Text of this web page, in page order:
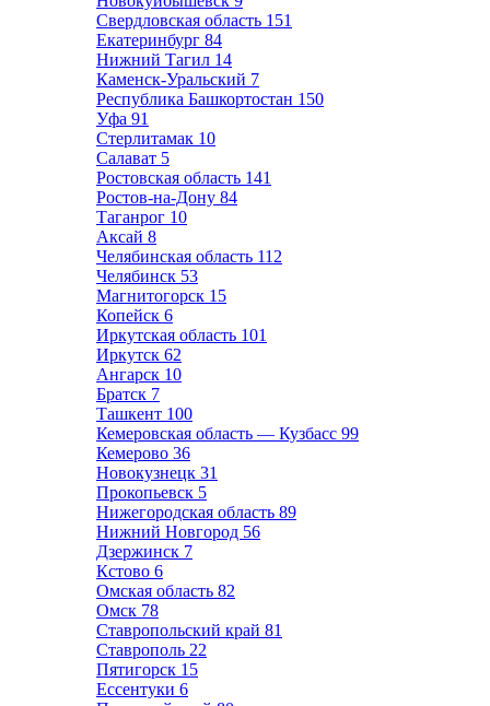
Свердловская область 151
Екатеринбург 84
Нижний Тагил 14
Каменск-Уральский 7
Республика Башкортостан 150
Уфа 91
Стерлитамак 10
Салават 5
Ростовская область 141
Ростов-на-Дону 84
Таганрог 10
Аксай 8
Челябинская область 112
Челябинск 53
Магнитогорск 15
Копейск 6
Иркутская область 101
Иркутск 62
Ангарск 10
Братск 7
Ташкент 100
Кемеровская область — Кузбасс 99
Кемерово 36
Новокузнецк 31
Прокопьевск 5
Нижегородская область 89
Нижний Новгород 56
Дзержинск 7
Кстово 6
Омская область 82
Омск 78
Ставропольский край 81
Ставрополь 22
Пятигорск 15
Ессентуки 6